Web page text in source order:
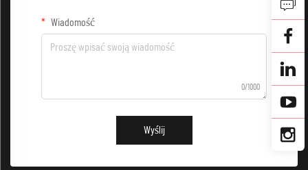
Wiadomość
0/1000
Wyślij